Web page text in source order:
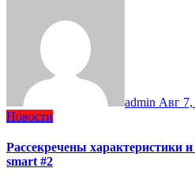
admin Авг 7,
Новости
Рассекречены характеристики
smart #2